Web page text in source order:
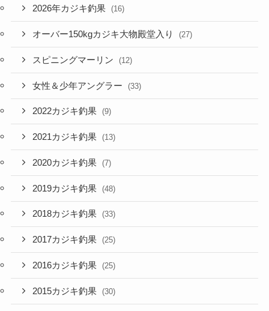
2026年カジキ釣果 (16)
オーバー150kgカジキ大物殿堂入り (27)
スピニングマーリン (12)
女性＆少年アングラー (33)
2022カジキ釣果 (9)
2021カジキ釣果 (13)
2020カジキ釣果 (7)
2019カジキ釣果 (48)
2018カジキ釣果 (33)
2017カジキ釣果 (25)
2016カジキ釣果 (25)
2015カジキ釣果 (30)